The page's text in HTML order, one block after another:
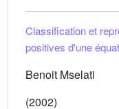
Classification et
positives d'une
Benoit Mselati
(2002)